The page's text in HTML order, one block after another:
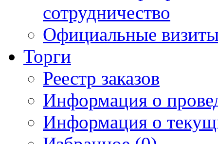
сотрудничество
Официальные
Торги
Реестр заказов
Информация о
Информация о